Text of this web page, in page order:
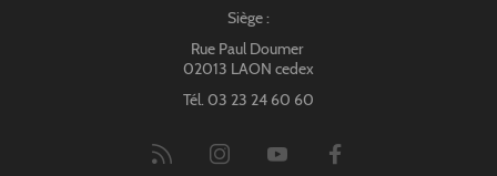
Siège :
Rue Paul Doumer
02013 LAON cedex
Tél. 03 23 24 60 60